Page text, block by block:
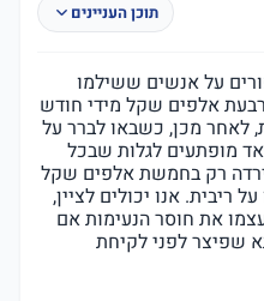
תוכן העניינים
על אנשים ששילמו
אלפים שקל מידי חודש
מכן, כשבאו לברר על
מופתעים לגלות שבכל
רק בחמשת אלפים שקל
ריבית. אנו יכולים לציין,
את חוסר הנעימות אם
לפני לקיחת